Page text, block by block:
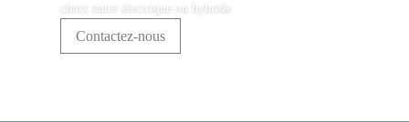
choix entre électrique ou hybride
Contactez-nous